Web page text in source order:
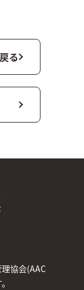
る
協会(AAC